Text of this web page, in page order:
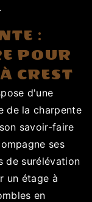
:
POUR
CREST
d'une
de la charpente
savoir-faire
ses
de surélévation
un étage à
en